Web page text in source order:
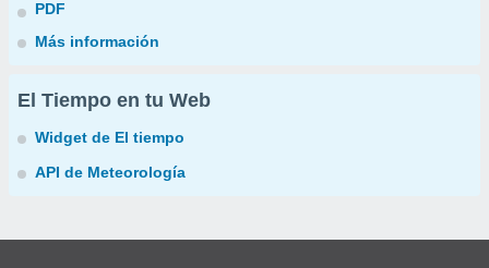
PDF
Más información
El Tiempo en tu Web
Widget de El tiempo
API de Meteorología